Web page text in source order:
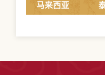
马来西亚